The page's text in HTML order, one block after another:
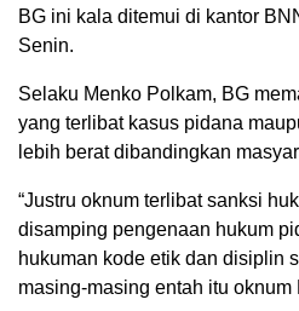
BG ini kala ditemui di kantor
Senin.
Selaku Menko Polkam, BG
yang terlibat kasus pidana
lebih berat dibandingkan
“Justru oknum terlibat sanksi
disamping pengenaan hukum
hukuman kode etik dan disiplin
masing-masing entah itu oknum